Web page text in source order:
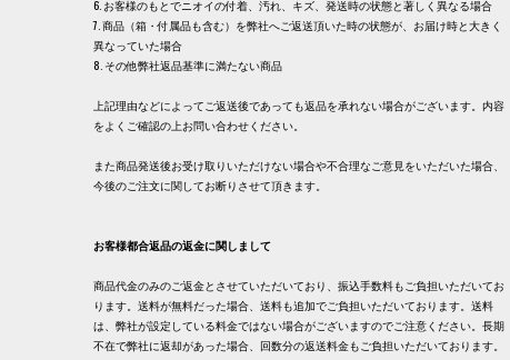
6. お客様のもとでニオイの付着、汚れ、キズ、発送時の状態と著しく異なる場合
7. 商品（箱・付属品も含む）を弊社へご返送頂いた時の状態が、お届け時と大きく
異なっていた場合
8. その他弊社返品基準に満たない商品
上記理由などによってご返送後であっても返品を承れない場合がございます。内容
をよくご確認の上お問い合わせください。
また商品発送後お受け取りいただけない場合や不合理なご意見をいただいた場合、
今後のご注文に関してお断りさせて頂きます。
お客様都合返品の返金に関しまして
商品代金のみのご返金とさせていただいており、振込手数料もご負担いただいてお
ります。送料が無料だった場合、送料も追加でご負担いただいております。送料
は、弊社が設定している料金ではない場合がございますのでご注意ください。長期
不在で弊社に返却があった場合、回数分の返送料金もご負担いただいております。